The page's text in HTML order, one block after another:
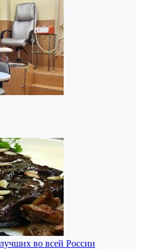
во всей России